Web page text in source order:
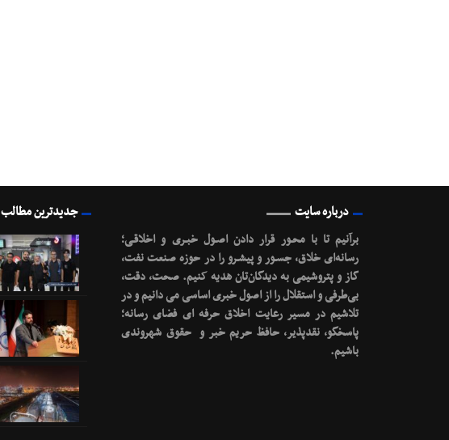
درباره سایت
برآنیم تا با محـور قرار دادن اصـول خبـری و اخلاقـی؛
رسانه‌ای خلاق، جسـور و پیشـرو را در حوزه صنعت نفت،
گاز و پتروشیمی به دیدگان‌تان هدیه کنیم. صحت، دقت،
بی‌طرفی و استقلال را از اصول خبری اساسی می دانیم و در
تلاشیم در مسیر رعایت اخلاق حرفه ای فضای رسانه؛
پاسخگو، نقدپذیر، حافظ حریم خبر و حقوق شهروندی
باشیم.
جدیدترین مطالب